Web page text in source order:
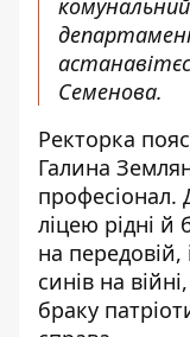
Семенова.
Ректорка
Галина
професіонал.
ліцею рідні
на передовій,
синів на
браку